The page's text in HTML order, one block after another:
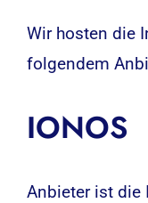
Wir hosten die
folgendem
IONOS
Anbieter ist die